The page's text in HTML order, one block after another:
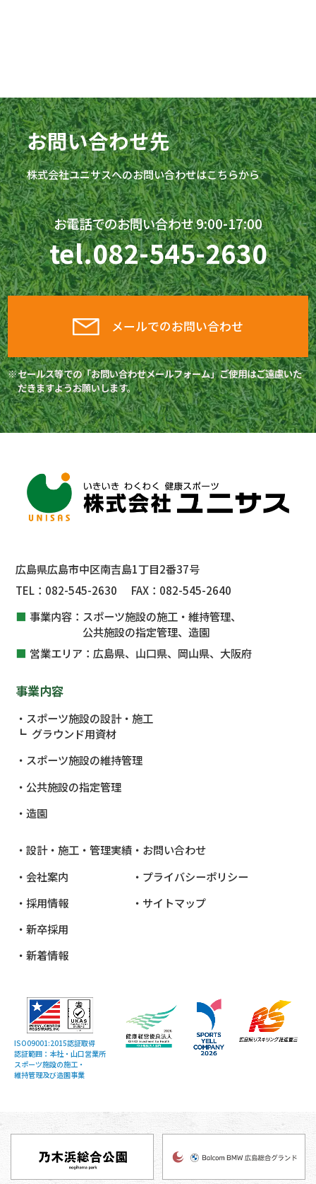
お問い合わせ先
株式会社ユニサスへのお問い合わせはこちらから
お電話でのお問い合わせ 9:00-17:00
tel.082-545-2630
メールでのお問い合わせ
セールス等での「お問い合わせメールフォーム」ご使用はご遠慮いた
だきますようお願いします。
広島県広島市中区南吉島1丁目2番37号
TEL： 082-545-2630 FAX： 082-545-2640
事業内容： スポーツ施設の施工・維持管理、
公共施設の指定管理、 造園
営業エリア： 広島県、山口県、岡山県、大阪府
事業内容
スポーツ施設の設計・施工
グラウンド用資材
スポーツ施設の維持管理
公共施設の指定管理
造園
設計・施工・管理実績
会社案内
採用情報
新卒採用
新着情報
お問い合わせ
プライバシーポリシー
サイトマップ
ISO09001:2015認証取得
認証範囲：本社・山口営業所
スポーツ施設の施工・
維持管理及び造園事業